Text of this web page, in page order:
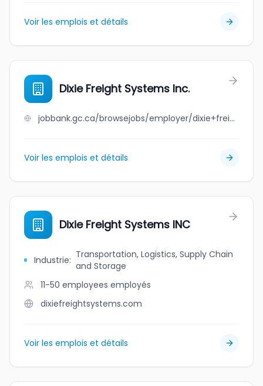
Voir les emplois et détails
Dixie Freight Systems Inc.
jobbank.gc.ca/browsejobs/employer/dixie+freight+systems+inc./ca
Voir les emplois et détails
Dixie Freight Systems INC
Industrie: Transportation, Logistics, Supply Chain
and Storage
11-50 employees employés
dixiefreightsystems.com
Voir les emplois et détails